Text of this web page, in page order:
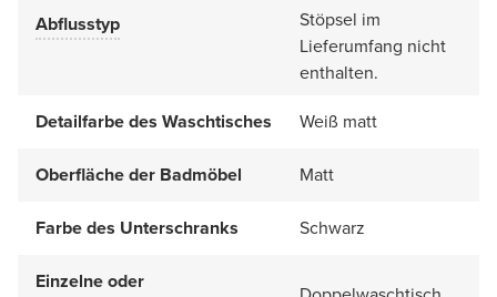
Abflusstyp
Stöpsel im
Lieferumfang nicht
enthalten.
Detailfarbe des Waschtisches
Weiß matt
Oberfläche der Badmöbel Matt
Farbe des Unterschranks Schwarz
Einzelne oder